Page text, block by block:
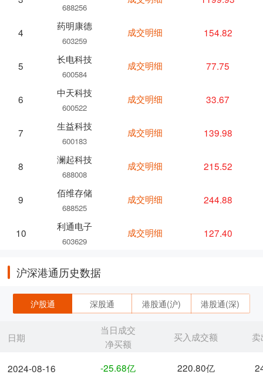
688256
4
药明康德
603259
5
长电科技
600584
6
中天科技
600522
7
生益科技
600183
8
澜起科技
688008
9
佰维存储
688525
10
利通电子
603629
成交明细 154.82
成交明细 77.75
成交明细 33.67
成交明细 139.98
成交明细 215.52
成交明细 244.88
成交明细 127.40
沪深港通历史数据
沪股通 深股通 港股通(沪) 港股通(深)
日期
2024-08-16
当日成交
净买额
买入成交额 卖
-25.68亿 220.80亿